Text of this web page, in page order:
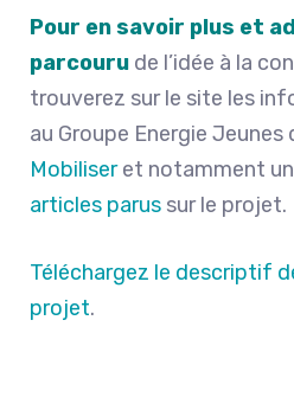
Pour en savoir plus et
parcouru de l’idée à la
trouverez sur le site les
au Groupe Energie Jeunes
Mobiliseret notamment un
articles parus sur le projet.
Téléchargez le descriptif
projet.